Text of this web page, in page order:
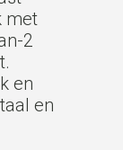
met
2
en
en